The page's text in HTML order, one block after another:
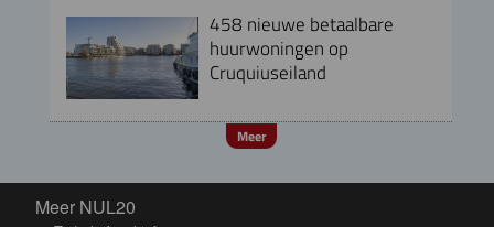
458 nieuwe betaalbare
huurwoningen op
Cruquiuseiland
Meer
Meer NUL20
Meer NUL20